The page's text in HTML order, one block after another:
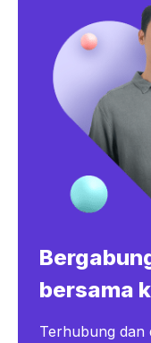
bersama
Terhubung dan